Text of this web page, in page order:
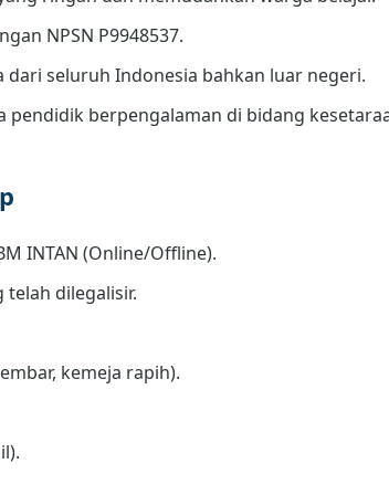
NPSN P9948537.
dari seluruh Indonesia bahkan luar negeri.
pendidik berpengalaman di bidang
INTAN (Online/Offline).
telah dilegalisir.
kemeja rapih).